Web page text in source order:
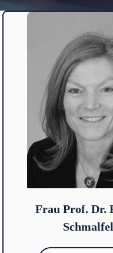
Frau Prof. Dr.